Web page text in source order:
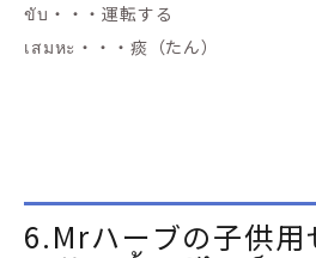
ขับ・・・運転する
เสมหะ・・・痰（たん）
6.Mrハーブの子供用